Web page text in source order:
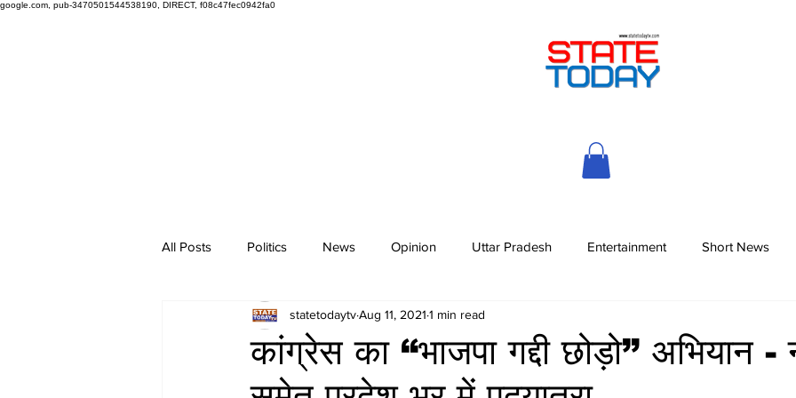
google.com, pub-3470501544538190, DIRECT, f08c47fec0942fa0
All Posts Politics News Opinion Uttar Pradesh Entertainment Short News
कांग्रेस का “भाजपा गद्दी छोड़ो” अभियान -
statetodaytvAug 11, 2021 1 min read